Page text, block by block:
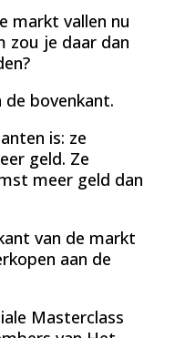
markt vallen nu
zou je daar dan
bovenkant.
is: ze
geld. Ze
meer geld dan
van de markt
aan de
Masterclass